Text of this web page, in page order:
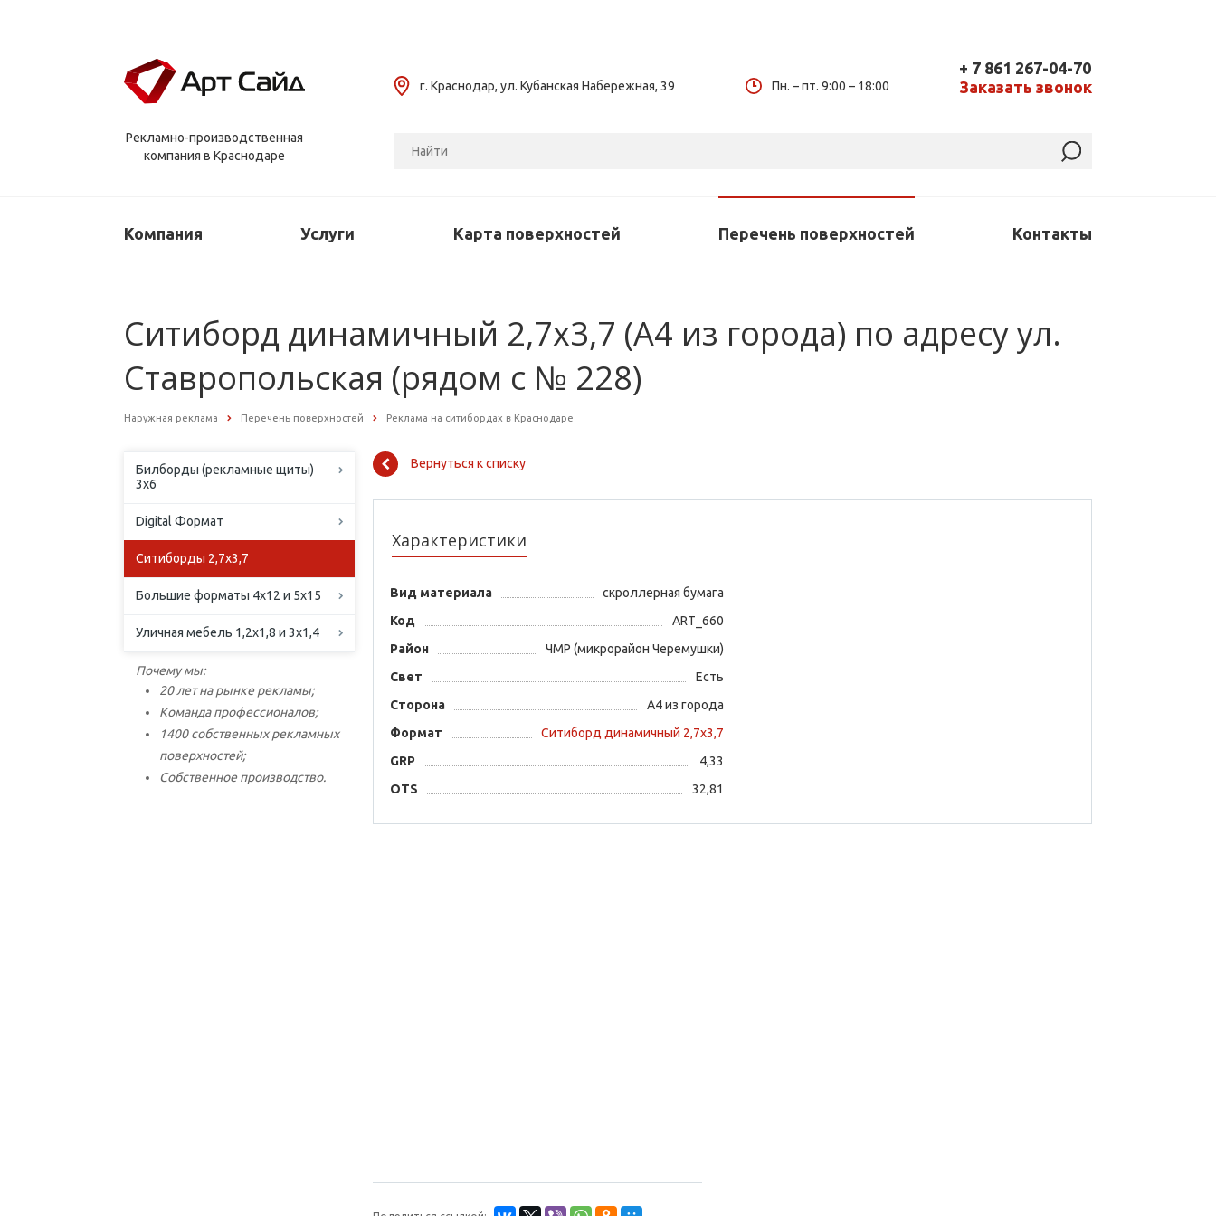
Рекламно-производственная
компания в Краснодаре
г. Краснодар, ул. Кубанская Набережная, 39 Пн. – пт. 9:00 – 18:00
+ 7 861 267-04-70
Заказать звонок
Компания Услуги Карта поверхностей Перечень поверхностей Контакты
Ситиборд динамичный 2,7х3,7 (А4 из города) по адресу ул.
Ставропольская (рядом с № 228)
Наружная реклама Перечень поверхностей Реклама на ситибордах в Краснодаре
Билборды (рекламные щиты)
3х6
Digital Формат
Ситиборды 2,7х3,7
Большие форматы 4х12 и 5х15
Уличная мебель 1,2х1,8 и 3х1,4
Почему мы:
20 лет на рынке рекламы;
Команда профессионалов;
1400 собственных рекламных
поверхностей;
Собственное производство.
Вернуться к списку
Характеристики
Вид материала
скроллерная бумага
Код
ART_660
Район
ЧМР (микрорайон Черемушки)
Свет
Есть
Сторона
А4 из города
Формат
Ситиборд динамичный 2,7х3,7
GRP
4,33
OTS
32,81